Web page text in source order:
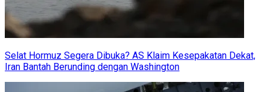
Selat Hormuz Segera Dibuka? AS Klaim Kesepakatan Dekat,
Iran Bantah Berunding dengan Washington